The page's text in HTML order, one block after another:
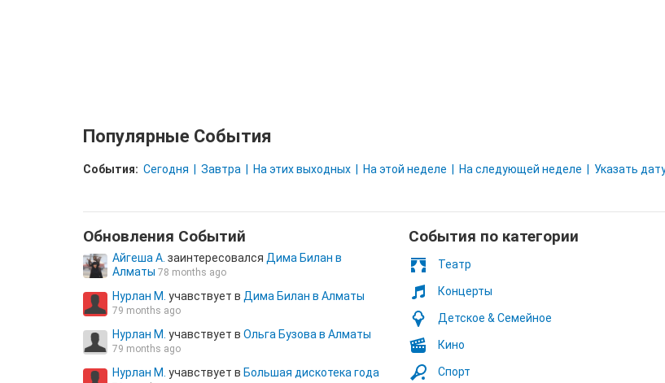
Популярные События
События: Сегодня Завтра На этих выходных На этой неделе На следующей неделе Указать
Обновления Cобытий
Айгеша А. заинтересовался Дима Билан в
Алматы 78 months ago
Нурлан М. учавствует в Дима Билан в Алматы
79 months ago
Нурлан М. учавствует в Ольга Бузова в Алматы
79 months ago
Нурлан М. учавствует в Большая дискотека года
Cобытия по категории
Театр
Концерты
Детское & Семейное
Кино
Спорт